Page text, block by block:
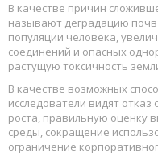
В качестве причин
называют деградацию
популяции человека,
соединений и опасных
растущую токсичность
В качестве возможных
исследователи видят отказ
роста, правильную оценку
среды, сокращение
ограничение